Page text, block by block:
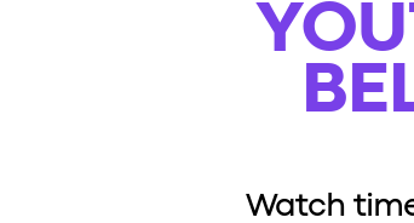
Watch